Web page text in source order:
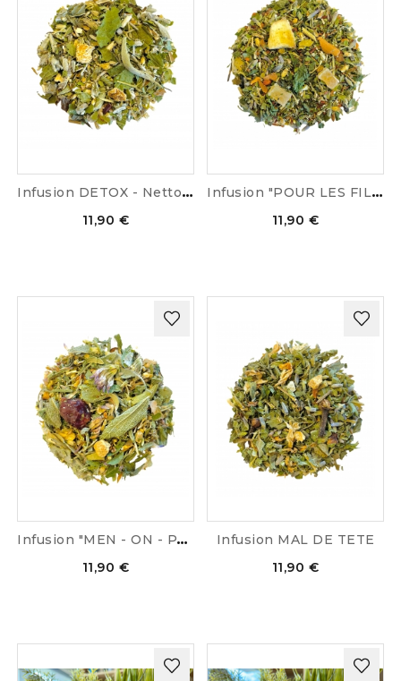
I
nfusion DETOX - Nettoyage
11,90 €
I
nfusion "POUR LES FILLES"
11,90 €
I
nfusion "MEN - ON - PAUSE"
11,90 €
Infusion MAL DE TETE
11,90 €